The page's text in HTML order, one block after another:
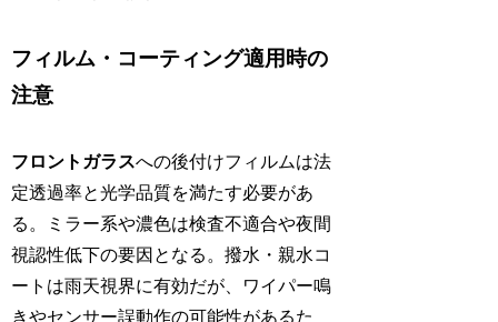
フィルム・コーティング適用時の
注意
フロントガラスへの後付けフィルムは法
定透過率と光学品質を満たす必要があ
る。ミラー系や濃色は検査不適合や夜間
視認性低下の要因となる。撥水・親水コ
ートは雨天視界に有効だが、ワイパー鳴
きやセンサー誤動作の可能性があるた